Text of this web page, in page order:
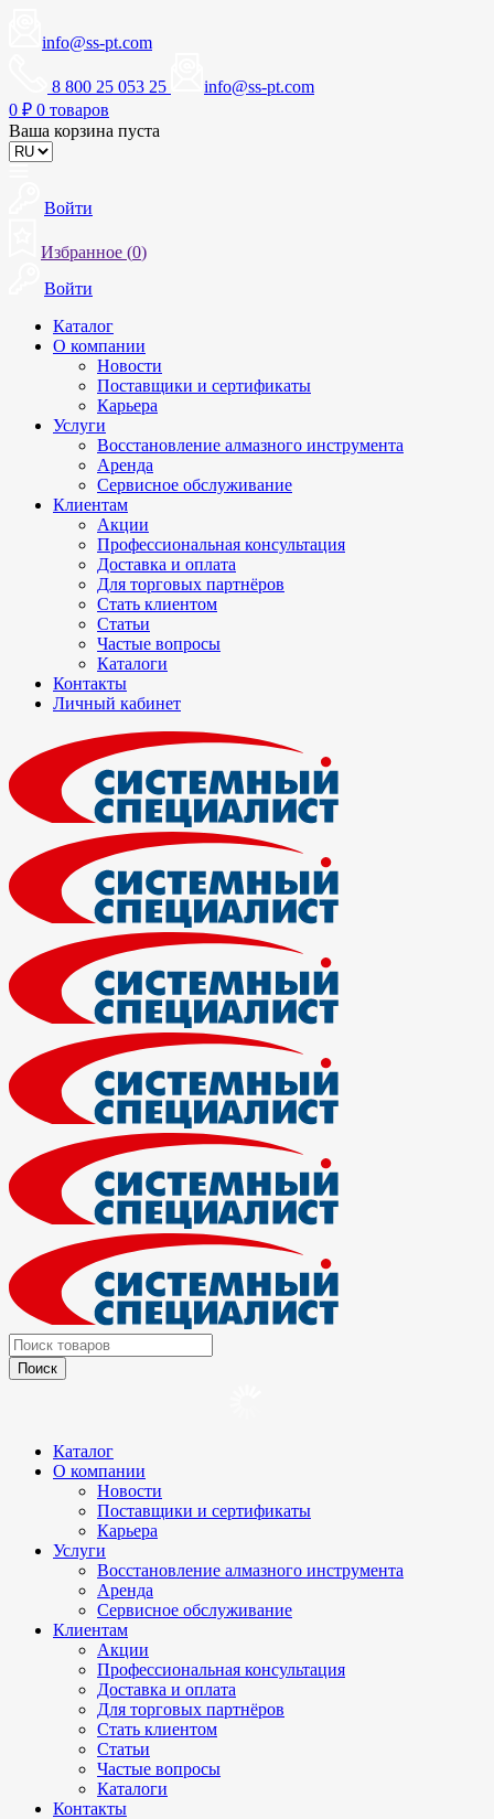
info@ss-pt.com
8 800 25 053 25
info@ss-pt.com
0 ₽ 0 товаров
Ваша корзина пуста
Войти
Избранное (0)
Войти
Каталог
О компании
Новости
Поставщики и сертификаты
Карьера
Услуги
Восстановление алмазного инструмента
Аренда
Сервисное обслуживание
Клиентам
Акции
Профессиональная консультация
Доставка и оплата
Для торговых партнёров
Стать клиентом
Статьи
Частые вопросы
Каталоги
Контакты
Личный кабинет
Каталог
О компании
Новости
Поставщики и сертификаты
Карьера
Услуги
Восстановление алмазного инструмента
Аренда
Сервисное обслуживание
Клиентам
Акции
Профессиональная консультация
Доставка и оплата
Для торговых партнёров
Стать клиентом
Статьи
Частые вопросы
Каталоги
Контакты